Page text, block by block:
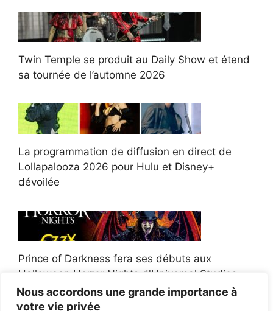
Nous accordons une grande importance à
votre vie privée
Twin Temple se produit au Daily Show et étend
sa tournée de l’automne 2026
La programmation de diffusion en direct de
Lollapalooza 2026 pour Hulu et Disney+
dévoilée
Prince of Darkness fera ses débuts aux
Halloween Horror Nights d'Universal Studios